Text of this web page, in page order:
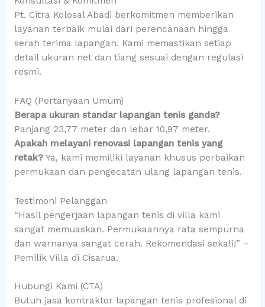
Pt. Citra Kolosal Abadi berkomitmen memberikan
layanan terbaik mulai dari perencanaan hingga
serah terima lapangan. Kami memastikan setiap
detail ukuran net dan tiang sesuai dengan regulasi
resmi.
FAQ (Pertanyaan Umum)
Berapa ukuran standar lapangan tenis ganda?
Panjang 23,77 meter dan lebar 10,97 meter.
Apakah melayani renovasi lapangan tenis yang
retak?Ya, kami memiliki layanan khusus perbaikan
permukaan dan pengecatan ulang lapangan tenis.
Testimoni Pelanggan
“Hasil pengerjaan lapangan tenis di villa kami
sangat memuaskan. Permukaannya rata sempurna
dan warnanya sangat cerah. Rekomendasi sekali!” –
Pemilik Villa di Cisarua.
Hubungi Kami (CTA)
Butuh jasa kontraktor lapangan tenis profesional di